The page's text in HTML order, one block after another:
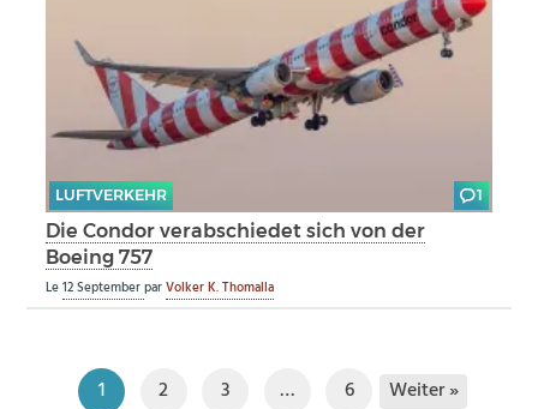
LUFTVERKEHR 1
Die Condor verabschiedet sich von der
Boeing 757
Le12 SeptemberparVolker K. Thomalla
1 2 3 … 6 Weiter »